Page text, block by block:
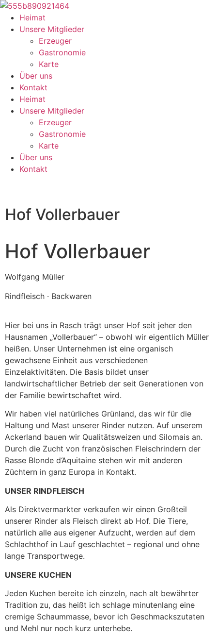
Heimat
Unsere Mitglieder
Erzeuger
Gastronomie
Karte
Über uns
Kontakt
Heimat
Unsere Mitglieder
Erzeuger
Gastronomie
Karte
Über uns
Kontakt
Hof Vollerbauer
Hof Vollerbauer
Wolfgang Müller
Rindfleisch · Backwaren
Hier bei uns in Rasch trägt unser Hof seit jeher den
Hausnamen „Vollerbauer“ – obwohl wir eigentlich Müller
heißen. Unser Unternehmen ist eine organisch
gewachsene Einheit aus verschiedenen
Einzelaktivitäten. Die Basis bildet unser
landwirtschaftlicher Betrieb der seit Generationen von
der Familie bewirtschaftet wird.
Wir haben viel natürliches Grünland, das wir für die
Haltung und Mast unserer Rinder nutzen. Auf unserem
Ackerland bauen wir Qualitätsweizen und Silomais an.
Durch die Zucht von französischen Fleischrindern der
Rasse Blonde d‘Aquitaine stehen wir mit anderen
Züchtern in ganz Europa in Kontakt.
UNSER RINDFLEISCH
Als Direktvermarkter verkaufen wir einen Großteil
unserer Rinder als Fleisch direkt ab Hof. Die Tiere,
natürlich alle aus eigener Aufzucht, werden auf dem
Schlachthof in Lauf geschlachtet – regional und ohne
lange Transportwege.
UNSERE KUCHEN
Jeden Kuchen bereite ich einzeln, nach alt bewährter
Tradition zu, das heißt ich schlage minutenlang eine
cremige Schaummasse, bevor ich Geschmackszutaten
und Mehl nur noch kurz unterhebe.